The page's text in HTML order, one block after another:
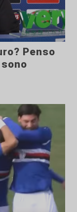
Penso